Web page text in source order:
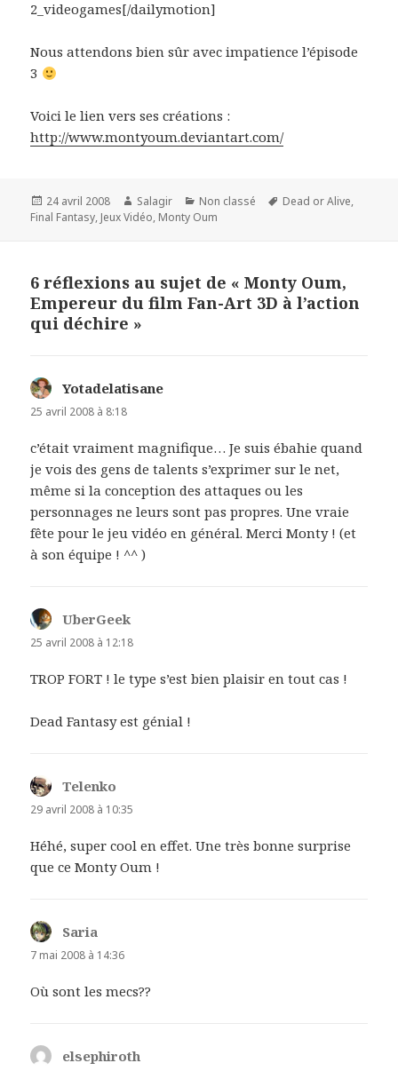
2_videogames[/dailymotion]
Nous attendons bien sûr avec impatience l’épisode
3
Voici le lien vers ses créations :
http://www.montyoum.deviantart.com/
Publié
le
24 avril 2008 Auteur
Salagir Catégories
Non classé
Mots-
Dead or Alive,
Final Fantasy, Jeux Vidéo, Monty Oum
6 réflexions au sujet de « Monty Oum,
Empereur du film Fan-Art 3D à l’action
qui déchire »
Yotadelatisane
25 avril 2008 à 8:18
c’était vraiment magnifique… Je suis ébahie quand
je vois des gens de talents s’exprimer sur le net,
même si la conception des attaques ou les
personnages ne leurs sont pas propres. Une vraie
fête pour le jeu vidéo en général. Merci Monty ! (et
à son équipe ! ^^ )
UberGeek
25 avril 2008 à 12:18
TROP FORT ! le type s’est bien plaisir en tout cas !
Dead Fantasy est génial !
Telenko
29 avril 2008 à 10:35
Héhé, super cool en effet. Une très bonne surprise
que ce Monty Oum !
Saria
7 mai 2008 à 14:36
Où sont les mecs??
elsephiroth